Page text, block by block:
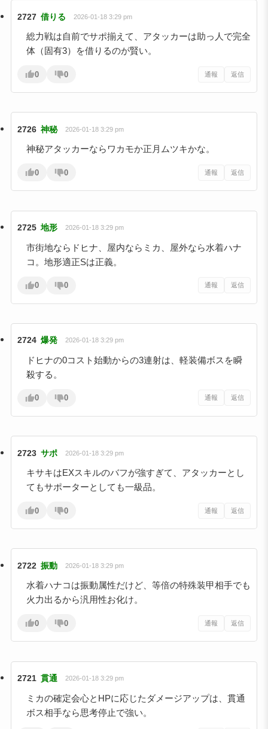
2727 借りる 2026-01-18 3:29 pm
総力戦は自前でサポ揃えて、アタッカーは助っ人で完全
体（固有3）を借りるのが賢い。
0 0 通報 返信
2726 神秘 2026-01-18 3:29 pm
神秘アタッカーならワカモか正月ムツキかな。
0 0 通報 返信
2725 地形 2026-01-18 3:29 pm
市街地ならドヒナ、屋内ならミカ、屋外なら水着ハナ
コ。地形適正Sは正義。
0 0 通報 返信
2724 爆発 2026-01-18 3:29 pm
ドヒナの0コスト始動からの3連射は、軽装備ボスを瞬
殺する。
0 0 通報 返信
2723 サポ 2026-01-18 3:29 pm
キサキはEXスキルのバフが強すぎて、アタッカーとし
てもサポーターとしても一級品。
0 0 通報 返信
2722 振動 2026-01-18 3:29 pm
水着ハナコは振動属性だけど、等倍の特殊装甲相手でも
火力出るから汎用性お化け。
0 0 通報 返信
2721 貫通 2026-01-18 3:29 pm
ミカの確定会心とHPに応じたダメージアップは、貫通
ボス相手なら思考停止で強い。